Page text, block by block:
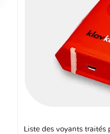
Liste des voyants traités